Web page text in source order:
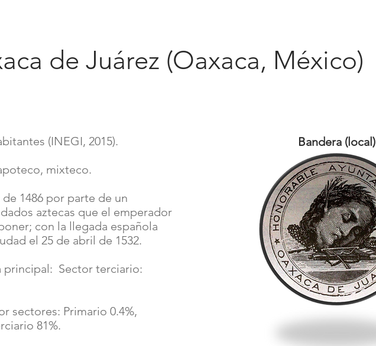
de Juárez (Oaxaca, México)
(INEGI, 2015).
mixteco.
1486 por parte de un
aztecas que el emperador
con la llegada española
el 25 de abril de 1532.
principal: Sector terciario:
sectores: Primario 0.4%,
81%.
Bandera (local)